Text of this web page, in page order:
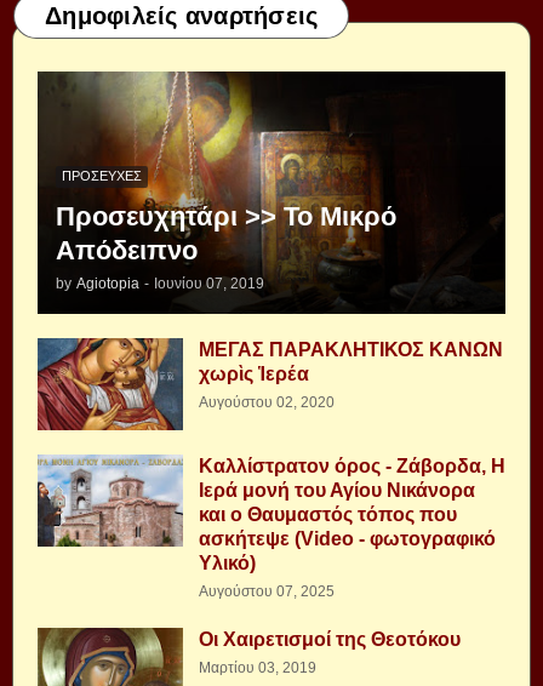
Δημοφιλείς αναρτήσεις
ΠΡΟΣΕΥΧΈΣ
Προσευχητάρι >> Το Μικρό
Απόδειπνο
by Agiotopia - Ιουνίου 07, 2019
ΜΕΓΑΣ ΠΑΡΑΚΛΗΤΙΚΟΣ ΚΑΝΩΝ
χωρὶς Ἱερέα
Αυγούστου 02, 2020
Καλλίστρατον όρος - Ζάβορδα, Η
Ιερά μονή του Αγίου Νικάνορα
και ο Θαυμαστός τόπος που
ασκήτεψε (Video - φωτογραφικό
Υλικό)
Αυγούστου 07, 2025
Οι Χαιρετισμοί της Θεοτόκου
Μαρτίου 03, 2019